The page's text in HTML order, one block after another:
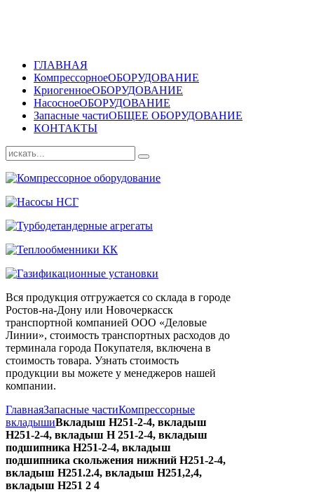
ГЛАВНАЯ
КомпрессорноеОБОРУДОВАНИЕ
КриогенноеОБОРУДОВАНИЕ
НасосноеОБОРУДОВАНИЕ
Запасные частиОБЩЕЕ ОБОРУДОВАНИЕ
КОНТАКТЫ
Вся продукция отгружается со склада в городе
Ростов-на-Дону или Новочеркасск
транспортной компанией ООО «Деловые
Линии», стоимость транспортных расходов до
терминала города Покупателя, включена в
стоимость товара. Узнать стоимость
продукции вы можете у менеджеров нашей
компании.
ГлавнаяЗапасные частиКомпрессорные
вкладышиВкладыш Н251-2-4, вкладыш
Н251-2-4, вкладыш Н 251-2-4, вкладыш
подшипника Н251-2-4, вкладыш
подшипника скольжения нижний Н251-2-4,
вкладыш Н251.2.4, вкладыш Н251,2,4,
вкладыш Н251 2 4